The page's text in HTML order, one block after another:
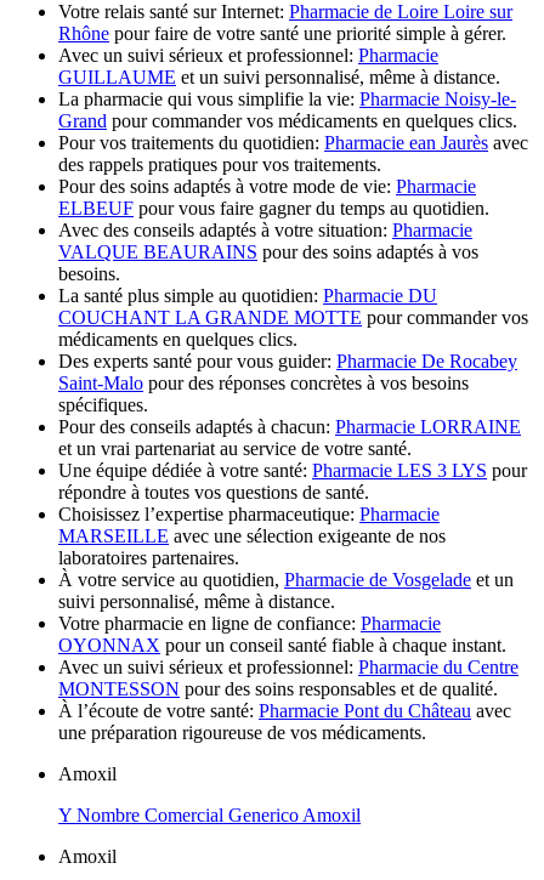
Votre relais santé sur Internet: Pharmacie de Loire Loire sur
Rhône pour faire de votre santé une priorité simple à gérer.
Avec un suivi sérieux et professionnel: Pharmacie
GUILLAUME et un suivi personnalisé, même à distance.
La pharmacie qui vous simplifie la vie: Pharmacie Noisy-le-
Grand pour commander vos médicaments en quelques clics.
Pour vos traitements du quotidien: Pharmacie ean Jaurès avec
des rappels pratiques pour vos traitements.
Pour des soins adaptés à votre mode de vie: Pharmacie
ELBEUF pour vous faire gagner du temps au quotidien.
Avec des conseils adaptés à votre situation: Pharmacie
VALQUE BEAURAINS pour des soins adaptés à vos
besoins.
La santé plus simple au quotidien: Pharmacie DU
COUCHANT LA GRANDE MOTTE pour commander vos
médicaments en quelques clics.
Des experts santé pour vous guider: Pharmacie De Rocabey
Saint-Malo pour des réponses concrètes à vos besoins
spécifiques.
Pour des conseils adaptés à chacun: Pharmacie LORRAINE
et un vrai partenariat au service de votre santé.
Une équipe dédiée à votre santé: Pharmacie LES 3 LYS pour
répondre à toutes vos questions de santé.
Choisissez l’expertise pharmaceutique: Pharmacie
MARSEILLE avec une sélection exigeante de nos
laboratoires partenaires.
À votre service au quotidien, Pharmacie de Vosgelade et un
suivi personnalisé, même à distance.
Votre pharmacie en ligne de confiance: Pharmacie
OYONNAX pour un conseil santé fiable à chaque instant.
Avec un suivi sérieux et professionnel: Pharmacie du Centre
MONTESSON pour des soins responsables et de qualité.
À l’écoute de votre santé: Pharmacie Pont du Château avec
une préparation rigoureuse de vos médicaments.
Amoxil
Y Nombre Comercial Generico Amoxil
Amoxil